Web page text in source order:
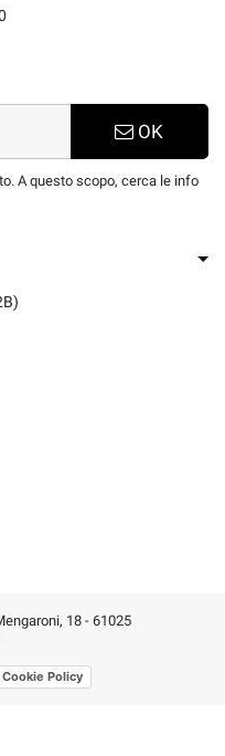
OK
A questo scopo, cerca le info
18 - 61025
Cookie Policy